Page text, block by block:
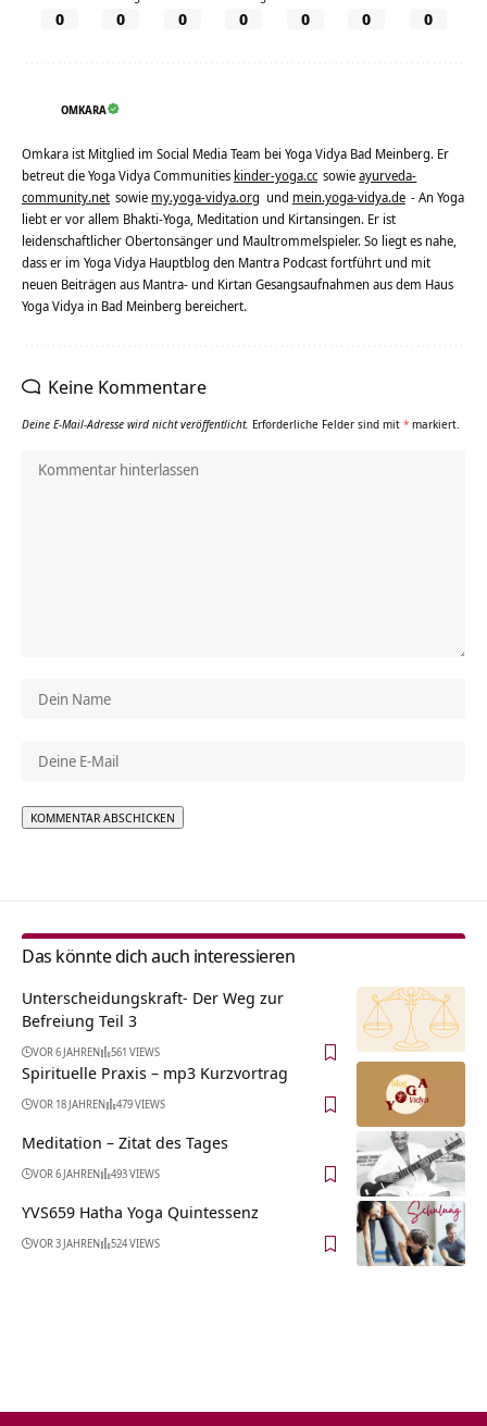
0 0 0 0 0 0 0
OMKARA
Omkara ist Mitglied im Social Media Team bei Yoga Vidya Bad Meinberg. Er
betreut die Yoga Vidya Communities kinder-yoga.cc sowieayurveda-
community.net sowie my.yoga-vidya.org und mein.yoga-vidya.de - An Yoga
liebt er vor allem Bhakti-Yoga, Meditation und Kirtansingen. Er ist
leidenschaftlicher Obertonsänger und Maultrommelspieler. So liegt es nahe,
dass er im Yoga Vidya Hauptblog den Mantra Podcast fortführt und mit
neuen Beiträgen aus Mantra- und Kirtan Gesangsaufnahmen aus dem Haus
Yoga Vidya in Bad Meinberg bereichert.
Keine Kommentare
Deine E-Mail-Adresse wird nicht veröffentlicht. Erforderliche Felder sind mit * markiert.
Das könnte dich auch interessieren
Unterscheidungskraft- Der Weg zur
Befreiung Teil 3
VOR 6 JAHREN 561 VIEWS
Spirituelle Praxis – mp3 Kurzvortrag
VOR 18 JAHREN 479 VIEWS
Meditation – Zitat des Tages
VOR 6 JAHREN 493 VIEWS
YVS659 Hatha Yoga Quintessenz
VOR 3 JAHREN 524 VIEWS